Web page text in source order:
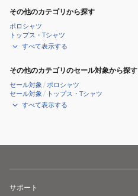
その他のカテゴリから探す
ポロシャツ
トップス・Tシャツ
すべて表示する
その他のカテゴリのセール対象から探す
セール対象 /ポロシャツ
セール対象 / トップス・Tシャツ
すべて表示する
サポート